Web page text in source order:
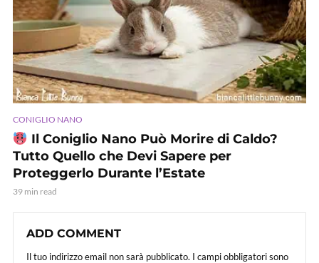
CONIGLIO NANO
Il Coniglio Nano Può Morire di Caldo?
Tutto Quello che Devi Sapere per
Proteggerlo Durante l’Estate
39 min read
ADD COMMENT
Il tuo indirizzo email non sarà pubblicato. I campi obbligatori sono